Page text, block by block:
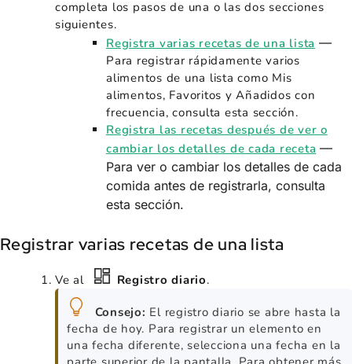
completa los pasos de una o las dos secciones
siguientes.
Registra varias recetas de una lista —
Para registrar rápidamente varios
alimentos de una lista como Mis
alimentos, Favoritos y Añadidos con
frecuencia, consulta esta sección.
Registra las recetas después de ver o
cambiar los detalles de cada receta —
Para ver o cambiar los detalles de cada
comida antes de registrarla, consulta
esta sección.
Registrar varias recetas de una lista
Ve al Registro diario.
Consejo: El registro diario se abre hasta la
fecha de hoy. Para registrar un elemento en
una fecha diferente, selecciona una fecha en la